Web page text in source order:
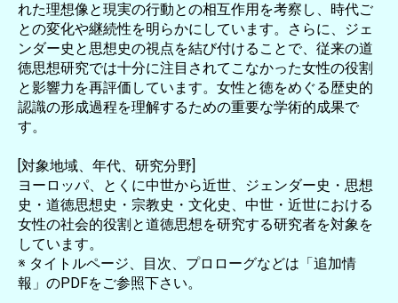
れた理想像と現実の行動との相互作用を考察し、時代ご
との変化や継続性を明らかにしています。さらに、ジェ
ンダー史と思想史の視点を結び付けることで、従来の道
徳思想研究では十分に注目されてこなかった女性の役割
と影響力を再評価しています。女性と徳をめぐる歴史的
認識の形成過程を理解するための重要な学術的成果で
す。
[対象地域、年代、研究分野]
ヨーロッパ、とくに中世から近世、ジェンダー史・思想
史・道徳思想史・宗教史・文化史、中世・近世における
女性の社会的役割と道徳思想を研究する研究者を対象を
しています。
※ タイトルページ、目次、プロローグなどは「追加情
報」のPDFをご参照下さい。